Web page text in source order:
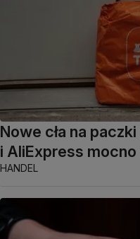
Nowe cła na
i AliExpress mocno
HANDEL